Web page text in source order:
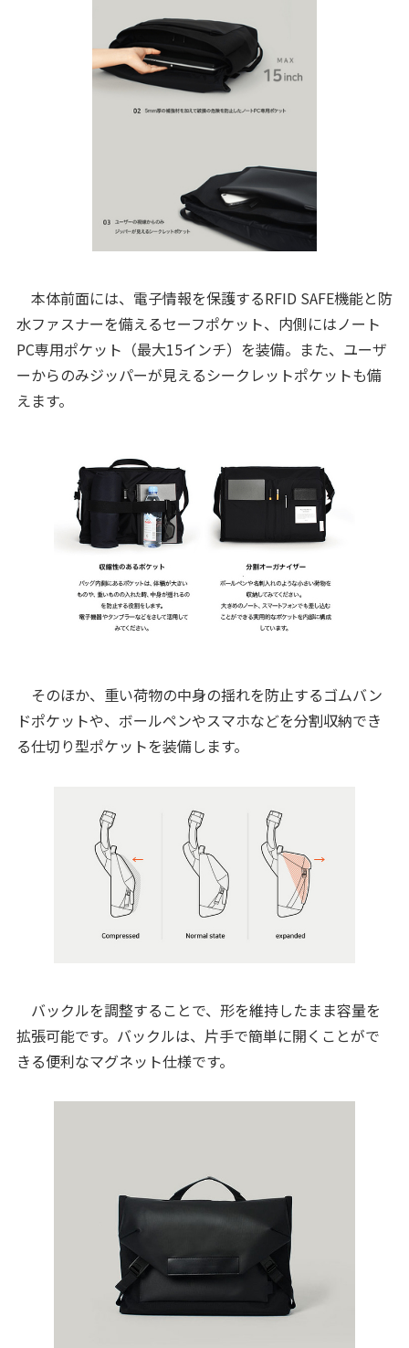
本体前面には、電子情報を保護するRFID SAFE機能と防
水ファスナーを備えるセーフポケット、内側にはノート
PC専用ポケット（最大15インチ）を装備。また、ユーザ
ーからのみジッパーが見えるシークレットポケットも備
えます。
そのほか、重い荷物の中身の揺れを防止するゴムバン
ドポケットや、ボールペンやスマホなどを分割収納でき
る仕切り型ポケットを装備します。
バックルを調整することで、形を維持したまま容量を
拡張可能です。バックルは、片手で簡単に開くことがで
きる便利なマグネット仕様です。